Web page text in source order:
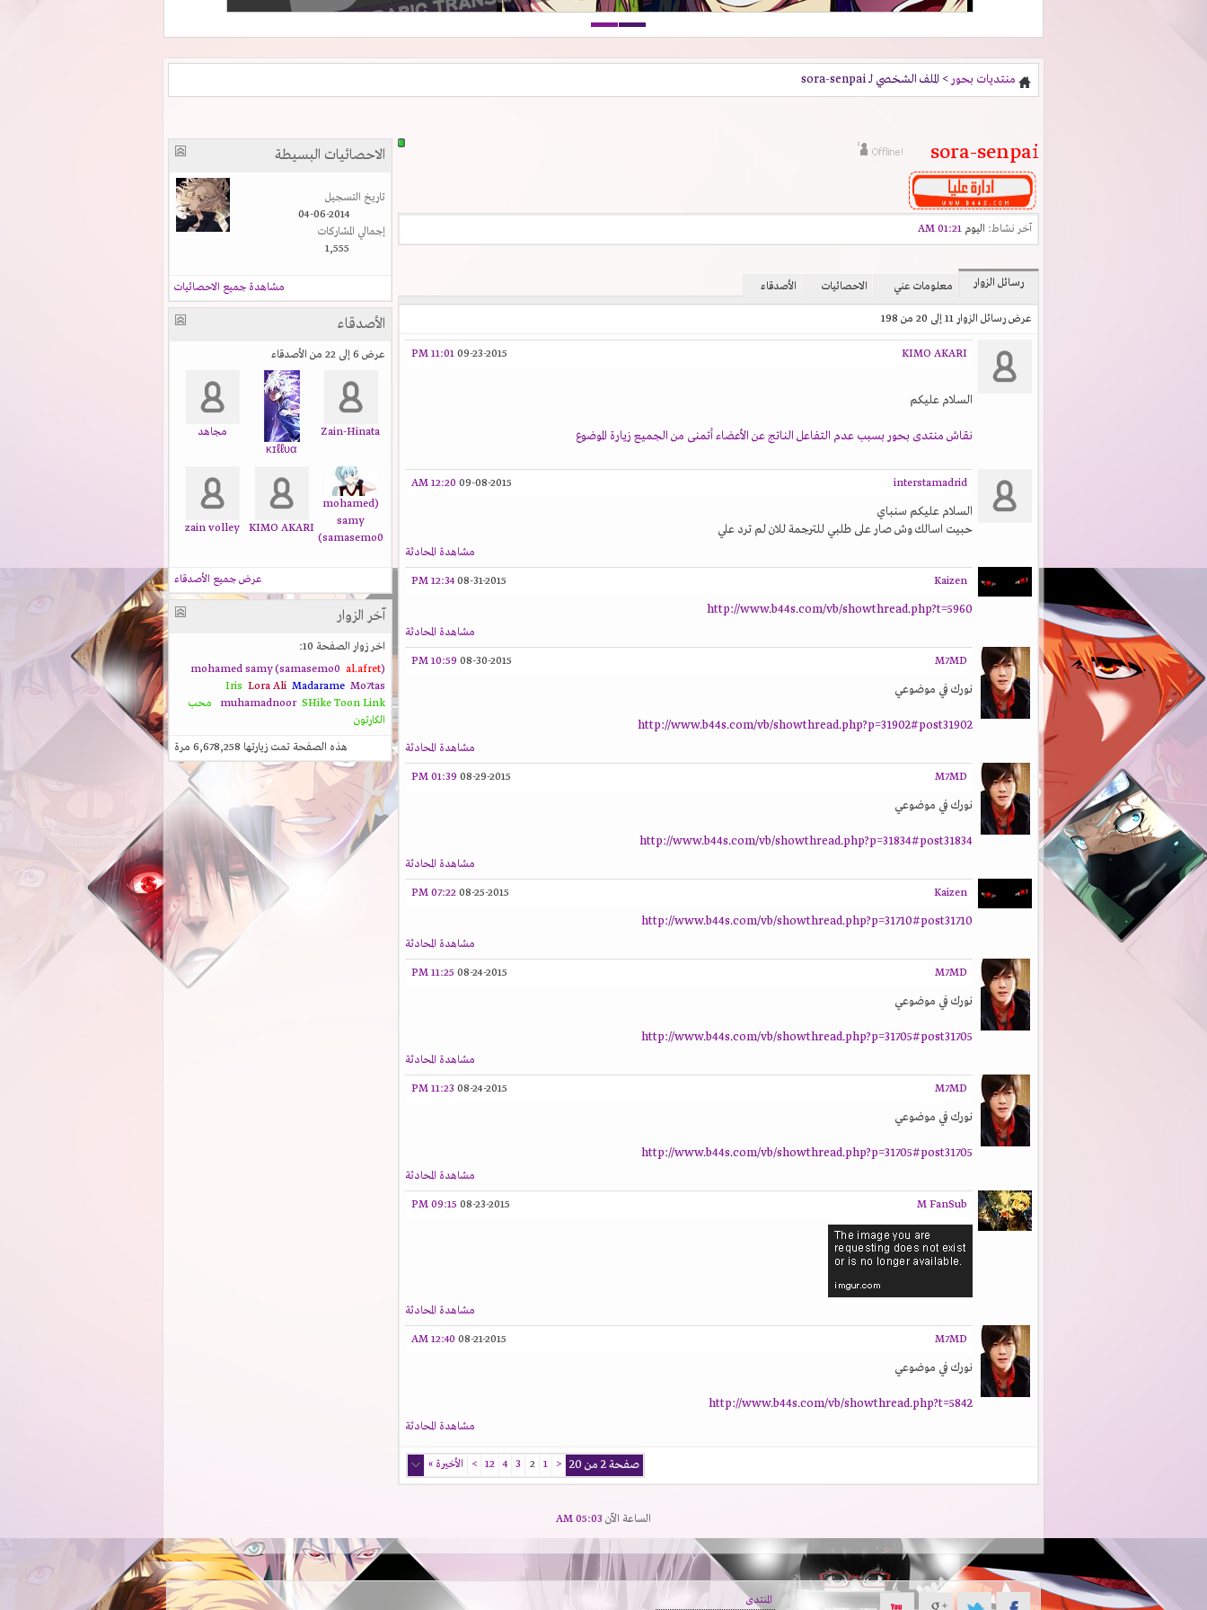
منتديات بحور > الملف الشخصي لـ sora-senpai
sora-senpai
آخر نشاط: اليوم 01:21 AM
رسائل الزوار معلومات عني الاحصائيات الأصدقاء
عرض رسائل الزوار 11 إلى 20 من 198
09-23-2015
11:01 PM KIMO AKARI
السلام عليكم
نقاش منتدى بحور بسبب عدم التفاعل الناتج عن الأعضاء أتمنى من الجميع زيارة الموضوع
09-08-2015
12:20 AM interstamadrid
السلام عليكم سنباي
حبيت اسالك وش صار على طلبي للترجمة للان لم ترد علي
مشاهدة المحادثة
08-31-2015
12:34 PM Kaizen
http://www.b44s.com/vb/showthread.php?t=5960
مشاهدة المحادثة
08-30-2015
10:59 PM M7MD
نورك في موضوعي
http://www.b44s.com/vb/showthread.php?p=31902#post31902
مشاهدة المحادثة
08-29-2015
01:39 PM M7MD
نورك في موضوعي
http://www.b44s.com/vb/showthread.php?p=31834#post31834
مشاهدة المحادثة
08-25-2015
07:22 PM Kaizen
http://www.b44s.com/vb/showthread.php?p=31710#post31710
مشاهدة المحادثة
08-24-2015
11:25 PM M7MD
نورك في موضوعي
http://www.b44s.com/vb/showthread.php?p=31705#post31705
مشاهدة المحادثة
08-24-2015
11:23 PM M7MD
نورك في موضوعي
http://www.b44s.com/vb/showthread.php?p=31705#post31705
مشاهدة المحادثة
08-23-2015
09:15 PM M FanSub
مشاهدة المحادثة
08-21-2015
12:40 AM M7MD
نورك في موضوعي
http://www.b44s.com/vb/showthread.php?t=5842
مشاهدة المحادثة
صفحة 2 من 20 <
1
2
3
4
12
> الأخيرة »
الاحصائيات البسيطة
تاريخ التسجيل
04-06-2014
إجمالي المشاركات
1,555
مشاهدة جميع الاحصائيات
الأصدقاء
عرض 6 إلى 22 من الأصدقاء
Zain-Hinata
ĸɪℓℓυα
مجاهد
(mohamed
samy
(samasemo0
KIMO AKARI
zain volley
عرض جميع الأصدقاء
آخر الزوار
اخر زوار الصفحة 10:
(mohamed samy (samasemo0
al.afret
Iris Lora Ali Madarame Mo7tas
muhamadnoor SHikeToon Link
محب
الكارتون
هذه الصفحة تمت زيارتها 6,678,258 مرة
الساعة الآن 05:03 AM
المنتدى